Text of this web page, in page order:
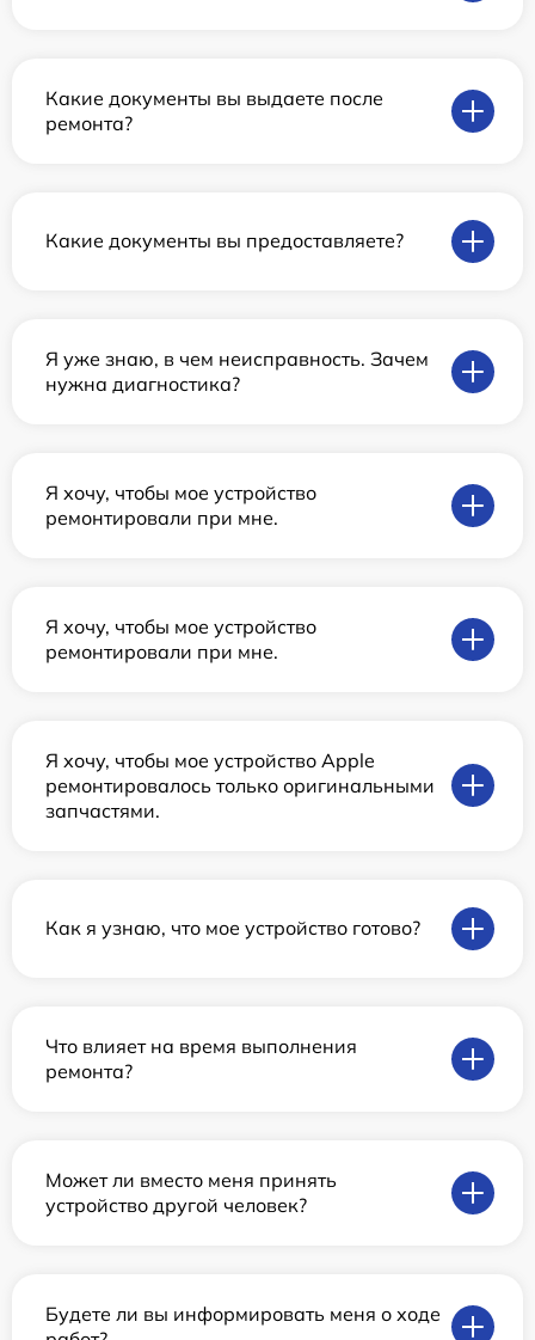
Какие документы вы выдаете после
ремонта?
Какие документы вы предоставляете?
Я уже знаю, в чем неисправность. Зачем
нужна диагностика?
Я хочу, чтобы мое устройство
ремонтировали при мне.
Я хочу, чтобы мое устройство
ремонтировали при мне.
Я хочу, чтобы мое устройство Apple
ремонтировалось только оригинальными
запчастями.
Как я узнаю, что мое устройство готово?
Что влияет на время выполнения
ремонта?
Может ли вместо меня принять
устройство другой человек?
Будете ли вы информировать меня о ходе